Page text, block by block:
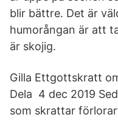
blir bättre. Det är
humorångan är att
är skojig.
Gilla Ettgottskratt
Dela 4 dec 2019
som skrattar